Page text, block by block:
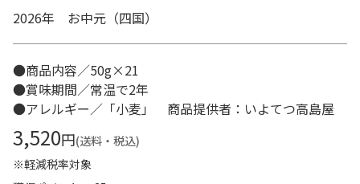
2026年 お中元（四国）
●商品内容／50g×21
●賞味期間／常温で2年
●アレルギー／「小麦」 商品提供者：いよてつ高島屋
3,520円(送料・税込)
※軽減税率対象